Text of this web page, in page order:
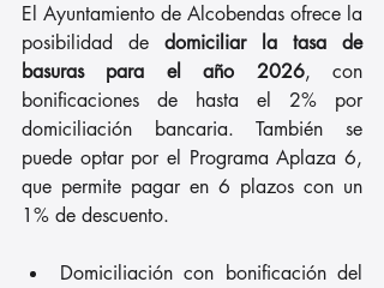
El Ayuntamiento de Alcobendas ofrece la
posibilidad de domiciliar la tasa de
basuras para el año 2026, con
bonificaciones de hasta el 2% por
domiciliación bancaria. También se
puede optar por el Programa Aplaza 6,
que permite pagar en 6 plazos con un
1% de descuento.
Domiciliación con bonificación del